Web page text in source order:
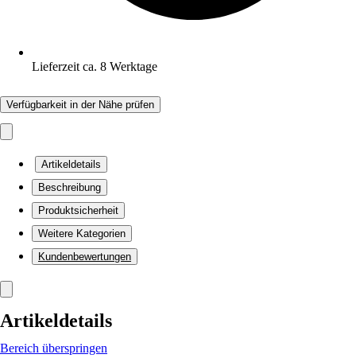
Lieferzeit ca. 8 Werktage
Verfügbarkeit in der Nähe prüfen
Artikeldetails
Beschreibung
Produktsicherheit
Weitere Kategorien
Kundenbewertungen
Artikeldetails
Bereich überspringen